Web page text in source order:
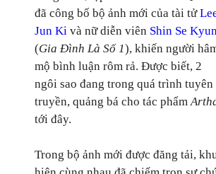
đã công bố bộ ảnh mới của tài tử
Jun Ki và nữ diễn viên Shin Se
(Gia Đình Là Số 1), khiến người
mộ bình luận rôm rả. Được biết, 2
ngôi sao đang trong quá trình tuyên
truyền, quảng bá cho tác phẩm
tới đây.
Trong bộ ảnh mới được đăng tải,